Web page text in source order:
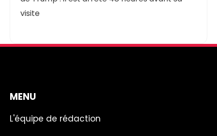
visite
MENU
L'équipe de rédaction